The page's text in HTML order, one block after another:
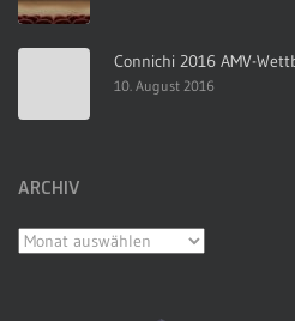
Connichi 2016 AMV-
10. August 2016
ARCHIV
Archiv